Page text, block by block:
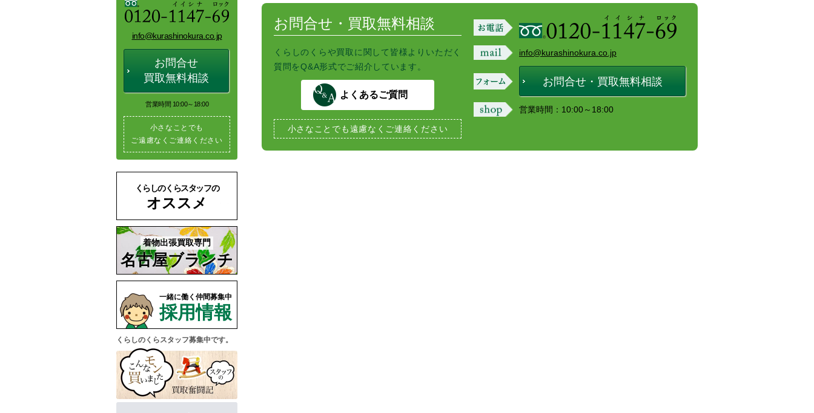
k
お問合せ・買取無料相談
くらしのくらや買取に関して皆様よりいただく
質問をQ&A形式でご紹介しています。
よくあるご質問
小さなことでも遠慮なくご連絡ください
info@kurashinokura.co.jp
お問合せ・買取無料相談
営業時間：10:00～18:00
info@kurashinokura.co.jp
お問合せ
買取無料相談
営業時間 10:00～18:00
小さなことでも
ご遠慮なくご連絡ください
くらしのくらスタッフの
オススメ
着物出張買取専門
名古屋ブランチ
一緒に働く仲間募集中
採用情報
くらしのくらスタッフ募集中です。